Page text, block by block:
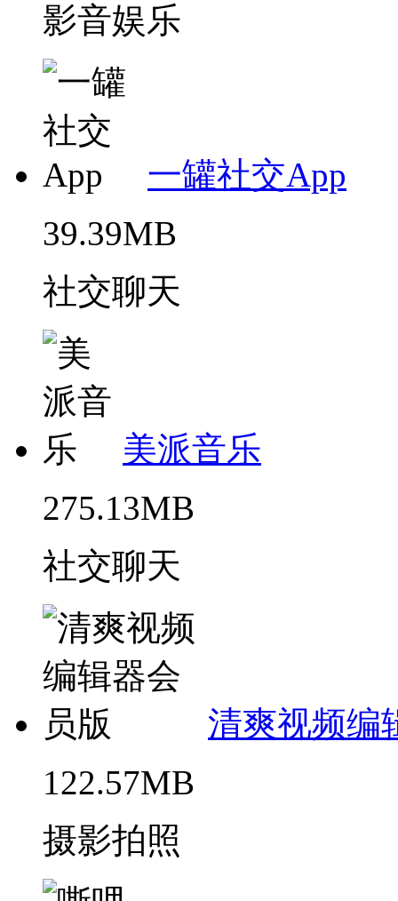
影音娱乐
一罐社交App
39.39MB
社交聊天
美派音乐
275.13MB
社交聊天
清爽视频编
122.57MB
摄影拍照